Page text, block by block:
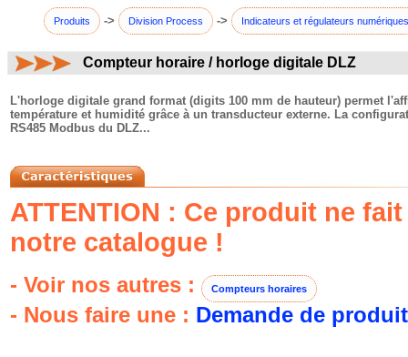
Produits -> Division Process -> Indicateurs et régulateurs numériques
Compteur horaire / horloge digitale DLZ
L'horloge digitale grand format (digits 100 mm de hauteur) permet
température et humidité grâce à un transducteur externe. La
RS485 Modbus du DLZ...
ATTENTION : Ce produit ne
notre catalogue !
- Voir nos autres : Compteurs horaires
- Nous faire une : Demande de